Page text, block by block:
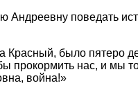
Андреевну поведать
было пятеро
прокормить нас, и мы
война!»